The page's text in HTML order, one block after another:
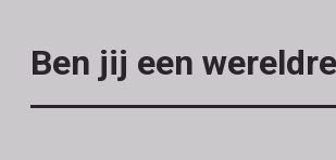
Ben jij een